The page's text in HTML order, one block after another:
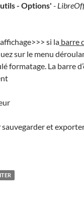
- Options' -
si la barre
sur le menu
formatage. La barre
sauvegarder et